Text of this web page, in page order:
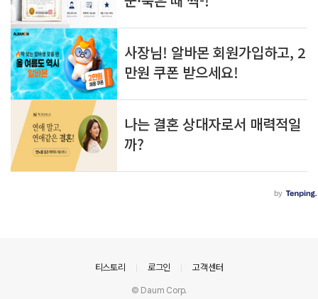
티스토리 로그인 고객센터
© Daum Corp.